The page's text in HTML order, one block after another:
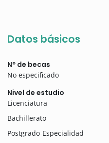
Datos básicos
Nº de becas
No especificado
Nivel de estudio
Licenciatura
Bachillerato
Postgrado-Especialidad